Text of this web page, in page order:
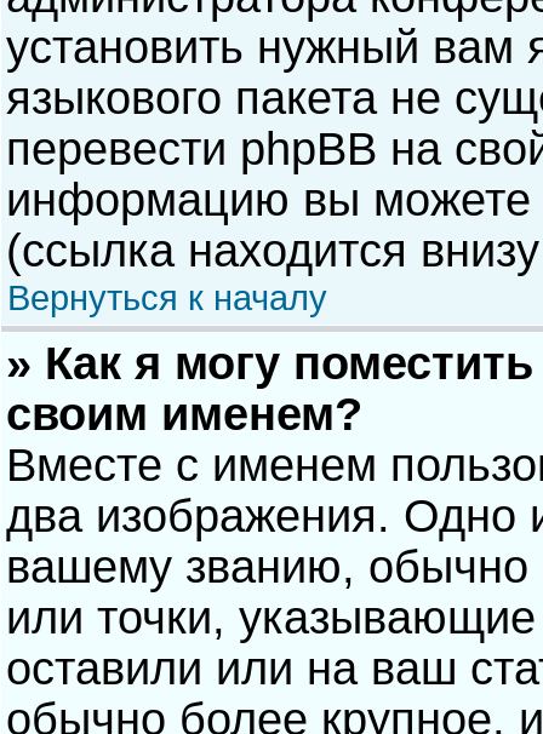
установить нужный вам
языкового пакета не
перевести phpBB на
информацию вы можете
(ссылка находится
Вернуться к началу
» Как я могу
своим именем?
Вместе с именем
два изображения. Одно
вашему званию, обычно
или точки,
оставили или на ваш
обычно более крупное,